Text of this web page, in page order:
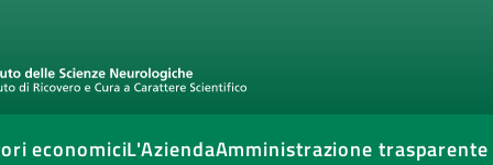
economiciL'AziendaAmministrazione trasparente